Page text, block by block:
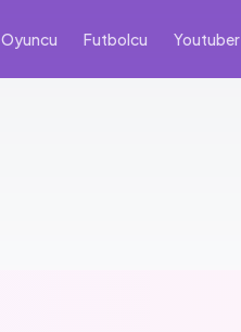
Oyuncu Futbolcu Youtuber